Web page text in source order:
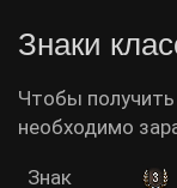
Знаки
Чтобы
необходимо
Знак